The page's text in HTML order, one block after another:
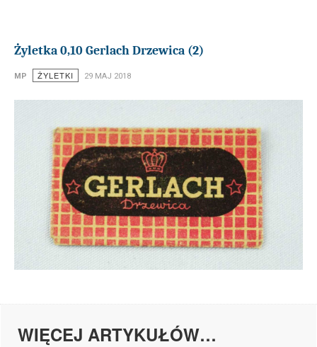
Żyletka 0,10 Gerlach Drzewica (2)
MP ŻYLETKI 29 MAJ 2018
WIĘCEJ ARTYKUŁÓW…